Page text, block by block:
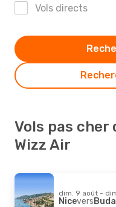
Vols directs
Vols pas cher
Wizz Air
dim. 9 août -
Nicevers